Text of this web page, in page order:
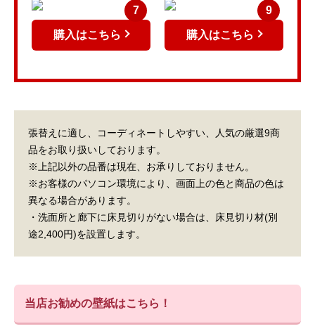
7
購入はこちら
9
購入はこちら
張替えに適し、コーディネートしやすい、人気の厳選9商
品をお取り扱いしております。
※上記以外の品番は現在、お承りしておりません。
※お客様のパソコン環境により、画面上の色と商品の色は
異なる場合があります。
・洗面所と廊下に床見切りがない場合は、床見切り材(別
途2,400円)を設置します。
当店お勧めの壁紙はこちら！